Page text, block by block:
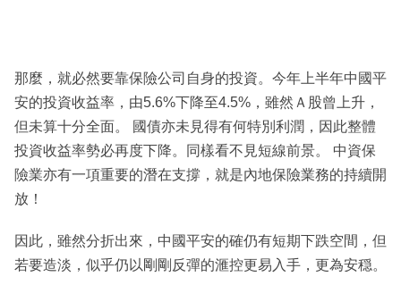
那麼，就必然要靠保險公司自身的投資。今年上半年中國平
安的投資收益率，由5.6%下降至4.5%，雖然Ａ股曾上升，
但未算十分全面。 國債亦未見得有何特別利潤，因此整體
投資收益率勢必再度下降。同樣看不見短線前景。 中資保
險業亦有一項重要的潛在支撐，就是內地保險業務的持續開
放！
因此，雖然分折出來，中國平安的確仍有短期下跌空間，但
若要造淡，似乎仍以剛剛反彈的滙控更易入手，更為安穏。